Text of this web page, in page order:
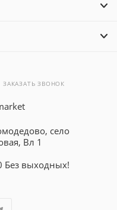
ЗАКАЗАТЬ ЗВОНОК
село
Вл 1
Без выходных!